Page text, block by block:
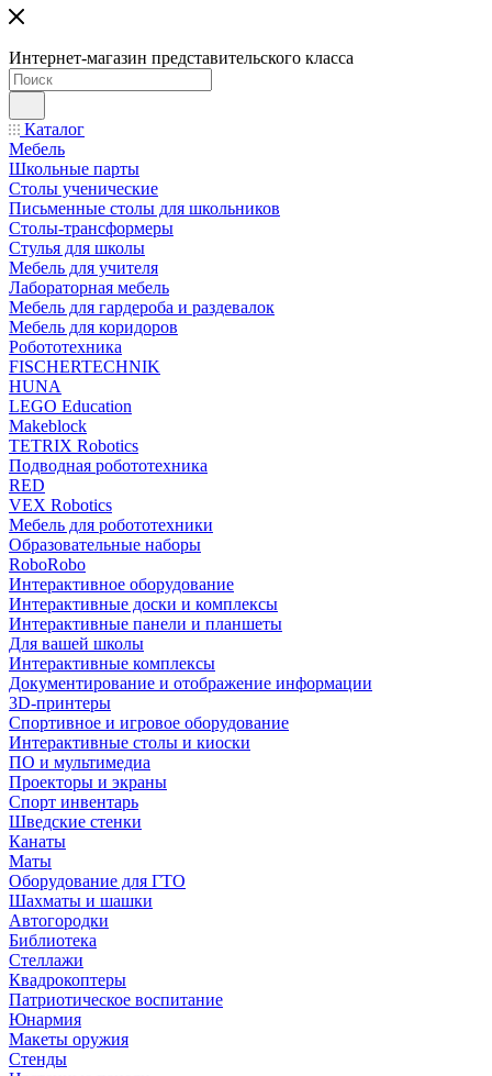
Интернет-магазин представительского класса
Каталог
Мебель
Школьные парты
Столы ученические
Письменные столы для школьников
Столы-трансформеры
Стулья для школы
Мебель для учителя
Лабораторная мебель
Мебель для гардероба и раздевалок
Мебель для коридоров
Робототехника
FISCHERTECHNIK
HUNA
LEGO Education
Makeblock
TETRIX Robotics
Подводная робототехника
RED
VEX Robotics
Мебель для робототехники
Образовательные наборы
RoboRobo
Интерактивное оборудование
Интерактивные доски и комплексы
Интерактивные панели и планшеты
Для вашей школы
Интерактивные комплексы
Документирование и отображение информации
3D-принтеры
Спортивное и игровое оборудование
Интерактивные столы и киоски
ПО и мультимедиа
Проекторы и экраны
Спорт инвентарь
Шведские стенки
Канаты
Маты
Оборудование для ГТО
Шахматы и шашки
Автогородки
Библиотека
Стеллажи
Квадрокоптеры
Патриотическое воспитание
Юнармия
Макеты оружия
Стенды